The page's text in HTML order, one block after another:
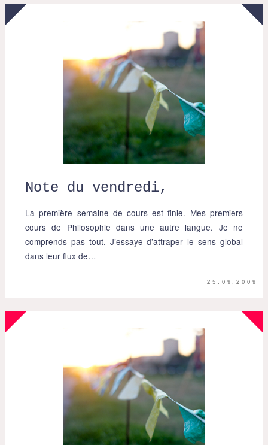
Note du vendredi,
La première semaine de cours est finie. Mes premiers
cours de Philosophie dans une autre langue. Je ne
comprends pas tout. J’essaye d’attraper le sens global
dans leur flux de…
25.09.2009